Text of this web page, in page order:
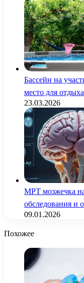
Бассейн на
место для отдыха
23.03.2026
МРТ мозжечка
обследования и
09.01.2026
Похожее